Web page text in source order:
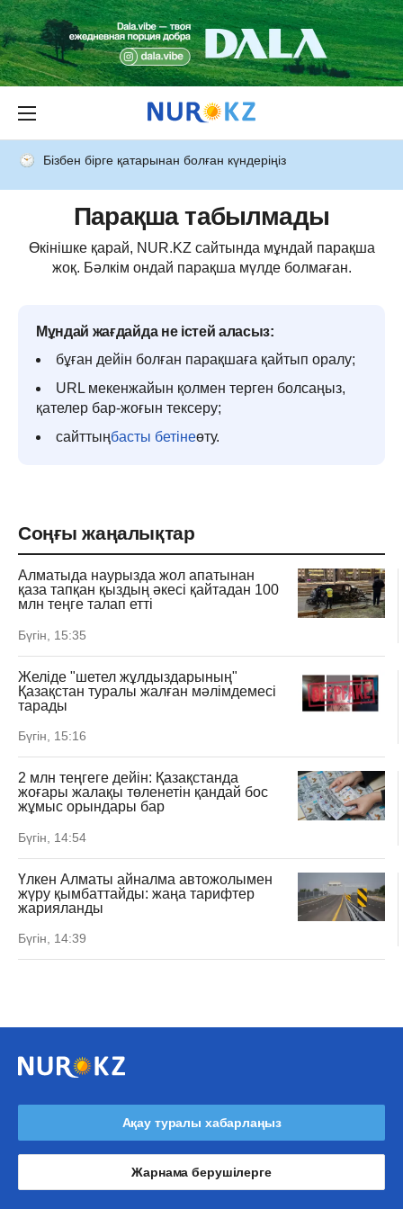
Бізбен бірге қатарынан болған күндеріңіз
Парақша табылмады
Өкінішке қарай, NUR.KZ сайтында мұндай парақша
жоқ. Бәлкім ондай парақша мүлде болмаған.
Мұндай жағдайда не істей аласыз:
бұған дейін болған парақшаға қайтып оралу;
URL мекенжайын қолмен терген болсаңыз,
қателер бар-жоғын тексеру;
сайттыңбасты бетінеөту.
Соңғы жаңалықтар
Алматыда наурызда жол апатынан
қаза тапқан қыздың әкесі қайтадан 100
млн теңге талап етті
Бүгін, 15:35
Желіде "шетел жұлдыздарының"
Қазақстан туралы жалған мәлімдемесі
тарады
Бүгін, 15:16
2 млн теңгеге дейін: Қазақстанда
жоғары жалақы төленетін қандай бос
жұмыс орындары бар
Бүгін, 14:54
Үлкен Алматы айналма автожолымен
жүру қымбаттайды: жаңа тарифтер
жарияланды
Бүгін, 14:39
Ақау туралы хабарлаңыз
Жарнама берушілерге